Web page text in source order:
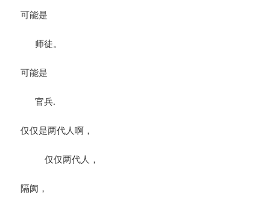
可能是
师徒。
可能是
官兵.
仅仅是两代人啊，
仅仅两代人，
隔阂，